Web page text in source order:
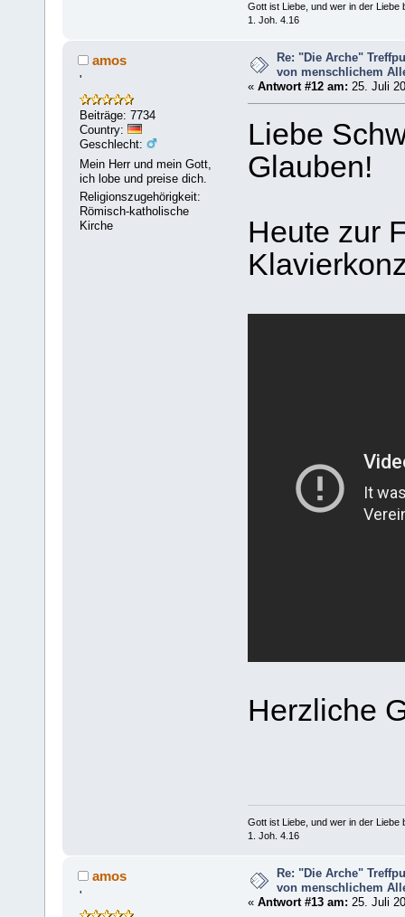
Gott ist Liebe, und wer in der Liebe
1. Joh. 4.16
amos
'
Beiträge: 7734
Country:
Geschlecht:
Mein Herr und mein Gott,
ich lobe und preise dich.
Religionszugehörigkeit:
Römisch-katholische
Kirche
Re: "Die Arche"
von menschlichem
« Antwort #12 am: 25. Juli
Liebe
Glauben!
Heute zur
Herzliche
Gott ist Liebe, und wer in der Liebe
1. Joh. 4.16
amos
'
Re: "Die Arche"
von menschlichem
« Antwort #13 am: 25. Juli